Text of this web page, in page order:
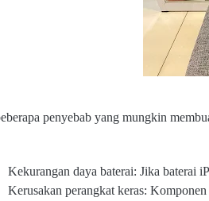
penyebab yang mungkin
Kekurangan daya baterai: Jika baterai
Kerusakan perangkat keras: